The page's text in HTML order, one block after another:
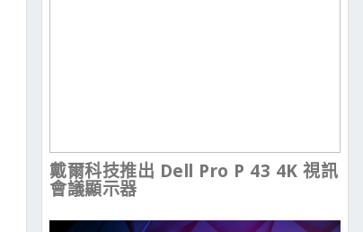
戴爾科技推出 Dell Pro P 43 4K 視訊
會議顯示器